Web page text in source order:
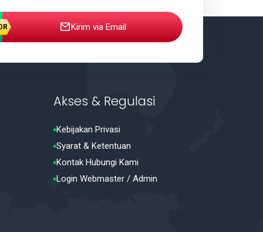
Kirim via Email
Akses & Regulasi
Kebijakan Privasi
Syarat & Ketentuan
Kontak Hubungi Kami
Login Webmaster / Admin